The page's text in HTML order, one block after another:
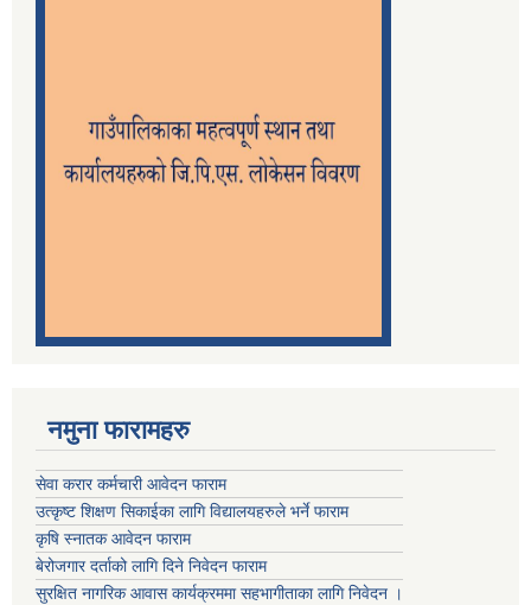
नमुना फारामहरु
सेवा करार कर्मचारी आवेदन फाराम
उत्कृष्ट शिक्षण सिकाईका लागि विद्यालयहरुले भर्ने फाराम
कृषि स्नातक आवेदन फाराम
बेरोजगार दर्ताको लागि दिने निवेदन फाराम
सुरक्षित नागरिक आवास कार्यक्रममा सहभागीताका लागि निवेदन ।